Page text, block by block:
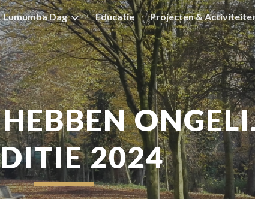
Skip to navigation
Lumumba Dag Educatie Projecten &
2024